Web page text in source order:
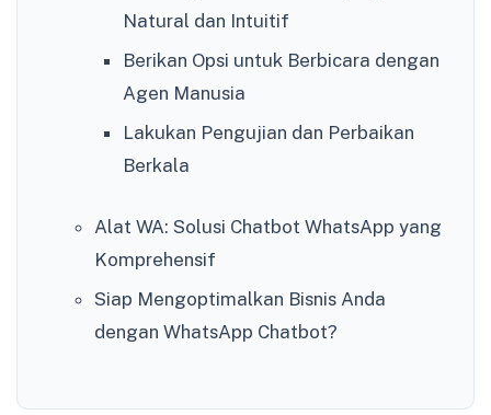
Natural dan Intuitif
Berikan Opsi untuk Berbicara dengan
Agen Manusia
Lakukan Pengujian dan Perbaikan
Berkala
Alat WA: Solusi Chatbot WhatsApp yang
Komprehensif
Siap Mengoptimalkan Bisnis Anda
dengan WhatsApp Chatbot?